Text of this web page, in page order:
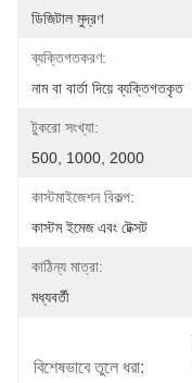
ডিজিটাল মুদ্রণ
ব্যক্তিগতকরণ:
নাম বা বার্তা দিয়ে ব্যক্তিগতকৃত
টুকরো সংখ্যা:
500, 1000, 2000
কাস্টমাইজেশন বিকল্প:
কাস্টম ইমেজ এবং টেক্সট
কাঠিন্য মাত্রা:
মধ্যবর্তী
বিশেষভাবে তুলে ধরা: